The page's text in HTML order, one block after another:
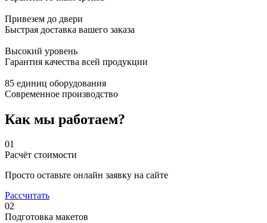
Привезем до двери
Быстрая доставка вашего заказа
Высокий уровень
Гарантия качества всей продукции
85 единиц оборудования
Современное производство
Как мы работаем?
01
Расчёт стоимости
Просто оставьте онлайн заявку на сайте
Рассчитать
02
Подготовка макетов